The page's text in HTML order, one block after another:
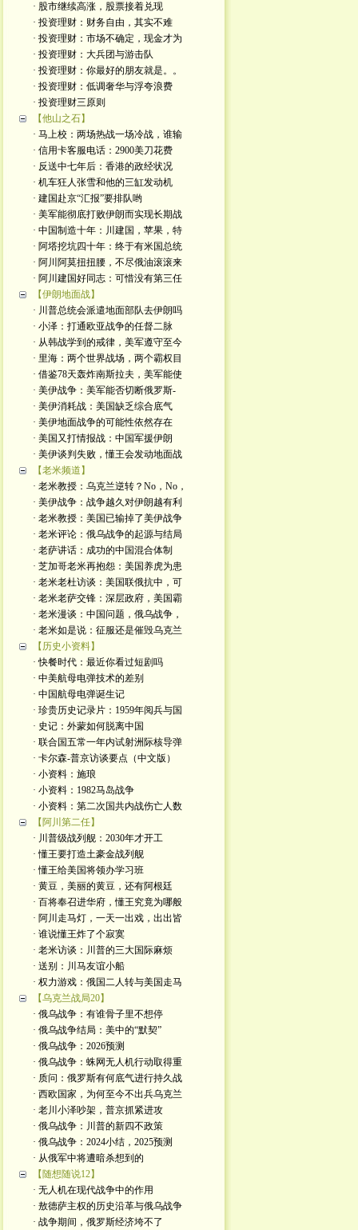
· 股市继续高涨，股票接着兑现
· 投资理财：财务自由，其实不难
· 投资理财：市场不确定，现金才为
· 投资理财：大兵团与游击队
· 投资理财：你最好的朋友就是。。
· 投资理财：低调奢华与浮夸浪费
· 投资理财三原则
【他山之石】
· 马上校：两场热战一场冷战，谁输
· 信用卡客服电话：2900美刀花费
· 反送中七年后：香港的政经状况
· 机车狂人张雪和他的三缸发动机
· 建国赴京“汇报”要排队哟
· 美军能彻底打败伊朗而实现长期战
· 中国制造十年：川建国，苹果，特
· 阿塔挖坑四十年：终于有米国总统
· 阿川阿莫扭扭腰，不尽俄油滚滚来
· 阿川建国好同志：可惜没有第三任
【伊朗地面战】
· 川普总统会派遣地面部队去伊朗吗
· 小泽：打通欧亚战争的任督二脉
· 从韩战学到的戒律，美军遵守至今
· 里海：两个世界战场，两个霸权目
· 借鉴78天轰炸南斯拉夫，美军能使
· 美伊战争：美军能否切断俄罗斯-
· 美伊消耗战：美国缺乏综合底气
· 美伊地面战争的可能性依然存在
· 美国又打情报战：中国军援伊朗
· 美伊谈判失败，懂王会发动地面战
【老米频道】
· 老米教授：乌克兰逆转？No，No，
· 美伊战争：战争越久对伊朗越有利
· 老米教授：美国已输掉了美伊战争
· 老米评论：俄乌战争的起源与结局
· 老萨讲话：成功的中国混合体制
· 芝加哥老米再抱怨：美国养虎为患
· 老米老杜访谈：美国联俄抗中，可
· 老米老萨交锋：深层政府，美国霸
· 老米漫谈：中国问题，俄乌战争，
· 老米如是说：征服还是催毁乌克兰
【历史小资料】
· 快餐时代：最近你看过短剧吗
· 中美航母电弹技术的差别
· 中国航母电弹诞生记
· 珍贵历史记录片：1959年阅兵与国
· 史记：外蒙如何脱离中国
· 联合国五常一年内试射洲际核导弹
· 卡尔森-普京访谈要点（中文版）
· 小资料：施琅
· 小资料：1982马岛战争
· 小资料：第二次国共内战伤亡人数
【阿川第二任】
· 川普级战列舰：2030年才开工
· 懂王要打造土豪金战列舰
· 懂王给美国将领办学习班
· 黄豆，美丽的黄豆，还有阿根廷
· 百将奉召进华府，懂王究竟为哪般
· 阿川走马灯，一天一出戏，出出皆
· 谁说懂王炸了个寂寞
· 老米访谈：川普的三大国际麻烦
· 送别：川马友谊小船
· 权力游戏：俄国二人转与美国走马
【乌克兰战局20】
· 俄乌战争：有谁骨子里不想停
· 俄乌战争结局：美中的“默契”
· 俄乌战争：2026预测
· 俄乌战争：蛛网无人机行动取得重
· 质问：俄罗斯有何底气进行持久战
· 西欧国家，为何至今不出兵乌克兰
· 老川小泽吵架，普京抓紧进攻
· 俄乌战争：川普的新四不政策
· 俄乌战争：2024小结，2025预测
· 从俄军中将遭暗杀想到的
【随想随说12】
· 无人机在现代战争中的作用
· 敖德萨主权的历史沿革与俄乌战争
· 战争期间，俄罗斯经济垮不了